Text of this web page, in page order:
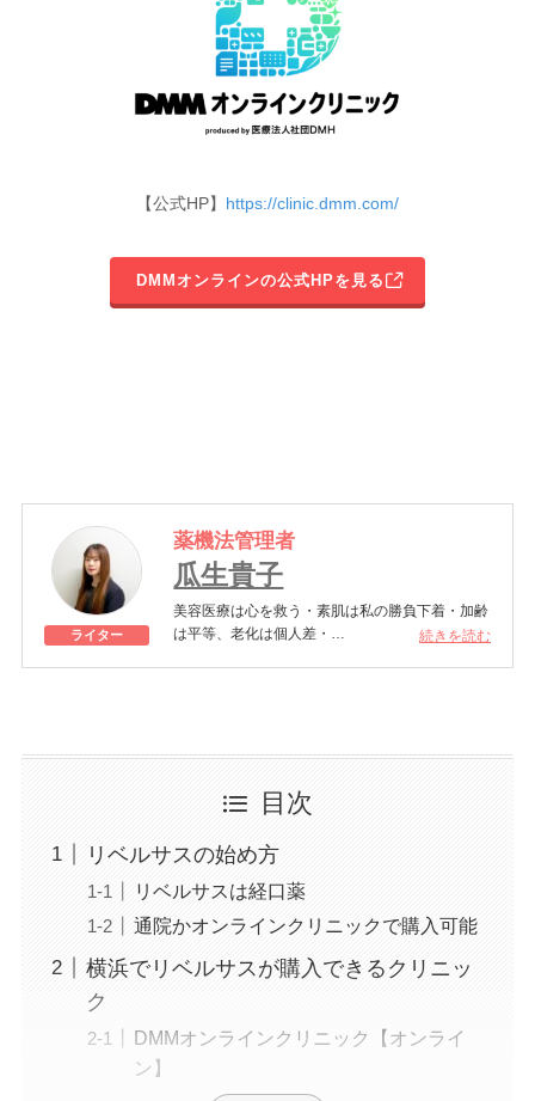
【公式HP】 https://clinic.dmm.com/
DMMオンラインの公式HPを見る
ライター
薬機法管理者
瓜生貴子
美容医療は心を救う・素肌は私の勝負下着・加齢
は平等、老化は個人差・
タ注射、いぼ除去、医療脱毛など
続きを読む
目次
リベルサスの始め方
リベルサスは経口薬
通院かオンラインクリニックで購入可能
横浜でリベルサスが購入できるクリニッ
ク
DMMオンラインクリニック【オンライ
ン】